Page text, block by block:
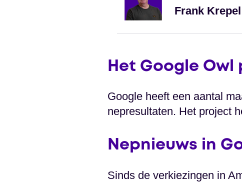
Frank Krepel
Het Google
Google heeft een aantal
nepresultaten. Het project
Nepnieuws in
Sinds de verkiezingen in